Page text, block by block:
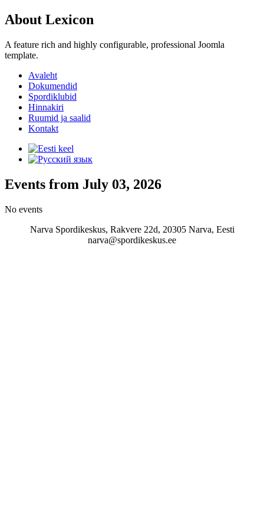
About Lexicon
A feature rich and highly configurable, professional Joomla
template.
Avaleht
Dokumendid
Spordiklubid
Hinnakiri
Ruumid ja saalid
Kontakt
Events from July 03, 2026
No events
Narva Spordikeskus, Rakvere 22d, 20305 Narva, Eesti
narva@spordikeskus.ee